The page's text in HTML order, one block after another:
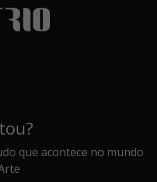
que acontece no mundo